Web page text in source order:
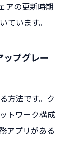
アの更新時期
ています。
ップグレー
方法です。ク
トワーク構成
アプリがある